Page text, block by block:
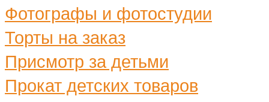
Фотографы и фотостудии
Торты на заказ
Присмотр за детьми
Прокат детских товаров